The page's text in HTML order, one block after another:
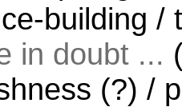
building /
in doubt ...
(?) /